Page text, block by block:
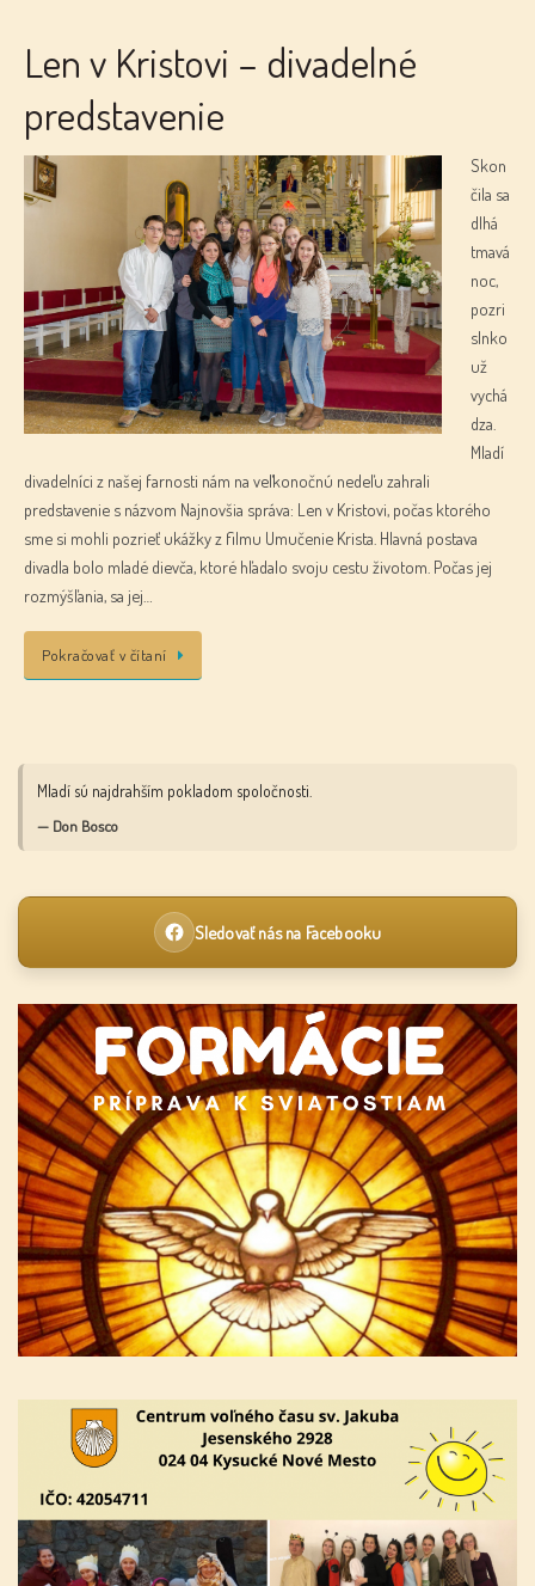
Len v Kristovi – divadelné
predstavenie
Skon
čila sa
dlhá
tmavá
noc,
pozri
slnko
už
vychá
dza.
Mladí
divadelníci z našej farnosti nám na veľkonočnú nedeľu zahrali
predstavenie s názvom Najnovšia správa: Len v Kristovi, počas ktorého
sme si mohli pozrieť ukážky z filmu Umučenie Krista. Hlavná postava
divadla bolo mladé dievča, ktoré hľadalo svoju cestu životom. Počas jej
rozmýšľania, sa jej…
Pokračovať v čítaní
Mladí sú najdrahším pokladom spoločnosti.
— Don Bosco
Sledovať nás na Facebooku